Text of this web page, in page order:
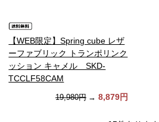
【WEB限定】Spring cube レザ
ーファブリック トランポリンク
ッション キャメル SKD-
TCCLF58CAM
19,980円 → 8,879円